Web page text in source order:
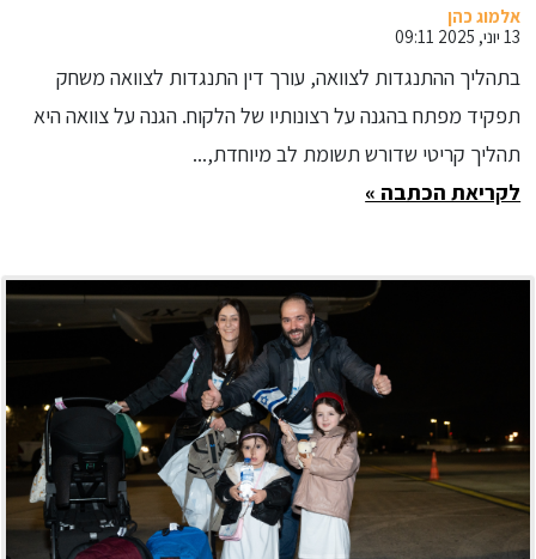
אלמוג כהן
13 יוני, 2025 09:11
בתהליך ההתנגדות לצוואה, עורך דין התנגדות לצוואה משחק
תפקיד מפתח בהגנה על רצונותיו של הלקוח. הגנה על צוואה היא
תהליך קריטי שדורש תשומת לב מיוחדת,...
לקריאת הכתבה »